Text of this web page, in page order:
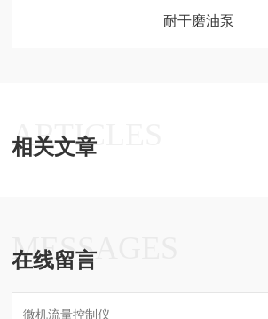
耐干磨油泵
ARTICLES
相关文章
MESSAGES
在线留言